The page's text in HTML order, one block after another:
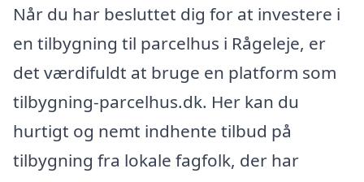
Når du har besluttet dig for at investere i
en tilbygning til parcelhus i Rågeleje, er
det værdifuldt at bruge en platform som
tilbygning-parcelhus.dk. Her kan du
hurtigt og nemt indhente tilbud på
tilbygning fra lokale fagfolk, der har